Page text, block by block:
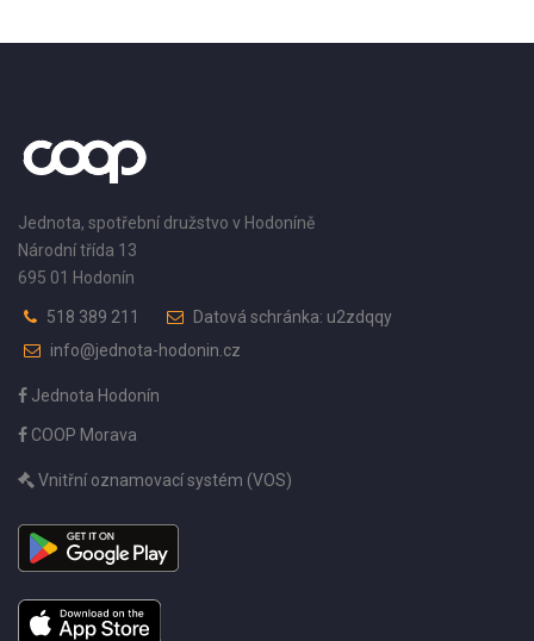
Jednota, spotřební družstvo v Hodoníně
Národní třída 13
695 01 Hodonín
518 389 211
Datová schránka: u2zdqqy
info@jednota-hodonin.cz
Jednota Hodonín
COOP Morava
Vnitřní oznamovací systém (VOS)